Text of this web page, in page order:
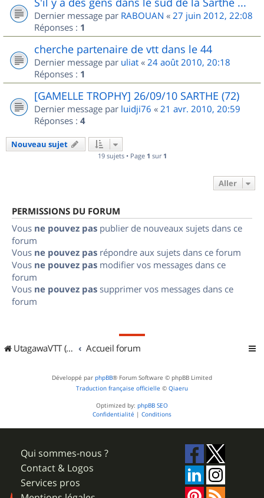
Dernier message par RABOUAN « 27 juin 2012, 22:08
Réponses : 1
cherche partenaire de vtt dans le 44
Dernier message par uliat « 24 août 2010, 20:18
Réponses : 1
[GAMELLE TROPHY] 26/09/10 SARTHE (72)
Dernier message par luidji76 « 21 avr. 2010, 20:59
Réponses : 4
Nouveau sujet
19 sujets • Page 1 sur 1
Aller
PERMISSIONS DU FORUM
Vous ne pouvez pas publier de nouveaux sujets dans ce
forum
Vous ne pouvez pas répondre aux sujets dans ce forum
Vous ne pouvez pas modifier vos messages dans ce
forum
Vous ne pouvez pas supprimer vos messages dans ce
forum
UtagawaVTT (Randos VTT et VTTAE avec traces GPS) Accueil forum
Développé par phpBB® Forum Software © phpBB Limited
Traduction française officielle © Qiaeru
Optimized by: phpBB SEO
Confidentialité | Conditions
Qui sommes-nous ?
Contact & Logos
Services pros